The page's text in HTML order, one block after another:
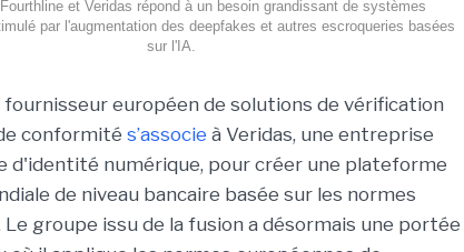
et Veridas répond à un besoin grandissant de systèmes
par l'augmentation des deepfakes et autres escroqueries basées
sur l'IA.
fournisseur européen de solutions de vérification
conformité s’associe à Veridas, une entreprise
d'identité numérique, pour créer une plateforme
de niveau bancaire basée sur les normes
Le groupe issu de la fusion a désormais une portée